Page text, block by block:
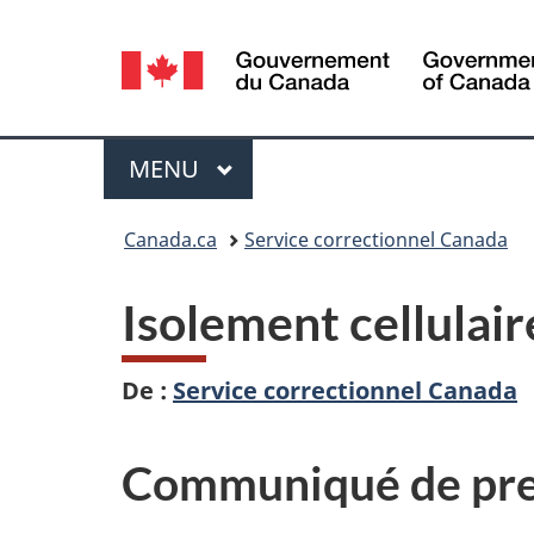
Sélection
de
la
langue
Menu
MENU PRINCIPAL
Canada.ca Service correctionnel Canada
Isolement
De : Service correctionnel Canada
Communiqué de